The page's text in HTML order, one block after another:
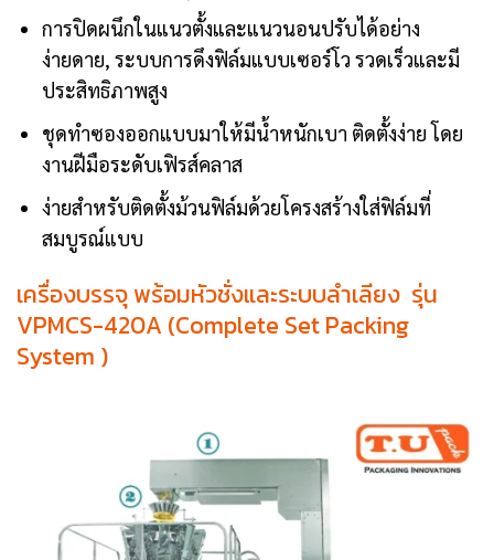
การปิดผนึกในแนวตั้งและแนวนอนปรับได้อย่าง
ง่ายดาย, ระบบการดึงฟิล์มแบบเซอร์โว รวดเร็วและมี
ประสิทธิภาพสูง
ชุดทำซองออกแบบมาให้มีน้ำหนักเบา ติดตั้งง่าย โดย
งานฝีมือระดับเฟิรส์คลาส
ง่ายสำหรับติดตั้งม้วนฟิล์มด้วยโครงสร้างใส่ฟิล์มที่
สมบูรณ์แบบ
เครื่องบรรจุ พร้อมหัวชั่งและระบบลำเลียง รุ่น
VPMCS-420A (Complete Set Packing
System )